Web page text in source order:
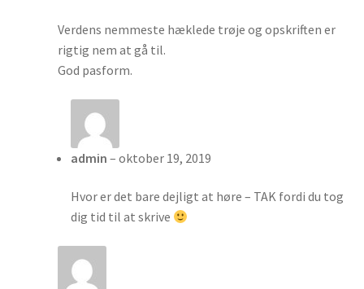
Verdens nemmeste hæklede trøje og opskriften er
rigtig nem at gå til.
God pasform.
admin – oktober 19, 2019
Hvor er det bare dejligt at høre – TAK fordi du tog
dig tid til at skrive